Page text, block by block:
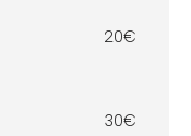
20€
30€